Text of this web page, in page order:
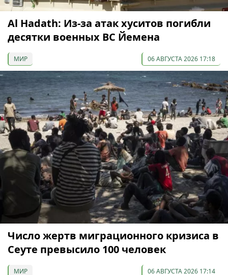
Al Hadath: Из-за атак хуситов погибли
десятки военных ВС Йемена
МИР 06 АВГУСТА 2026 17:18
Число жертв миграционного кризиса в
Сеуте превысило 100 человек
МИР 06 АВГУСТА 2026 17:14